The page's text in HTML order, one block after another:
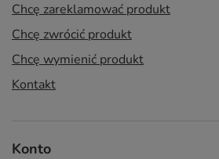
Chcę zareklamować produkt
Chcę zwrócić produkt
Chcę wymienić produkt
Kontakt
Konto